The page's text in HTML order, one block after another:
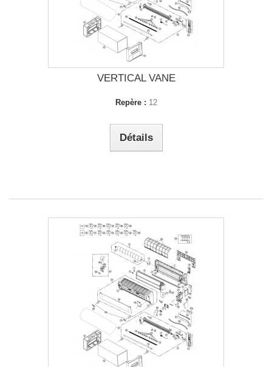
VERTICAL VANE
Repère : 12
Détails